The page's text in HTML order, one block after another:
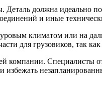
должна идеально
и иные
климатом или на
для грузовиков, так
компании. Специалисты